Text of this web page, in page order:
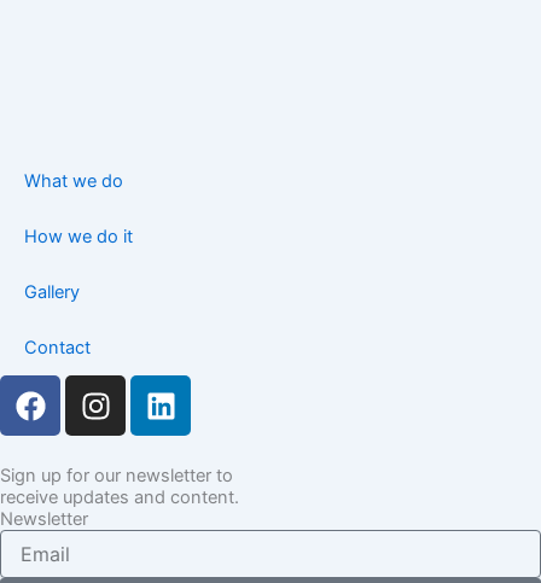
What we do
How we do it
Gallery
Contact
F
a
e
b
o
o
I
n
t
a
g
r
L
i
k
e
d
i
Sign up for our newsletter to
receive updates and content.
Newsletter
Email